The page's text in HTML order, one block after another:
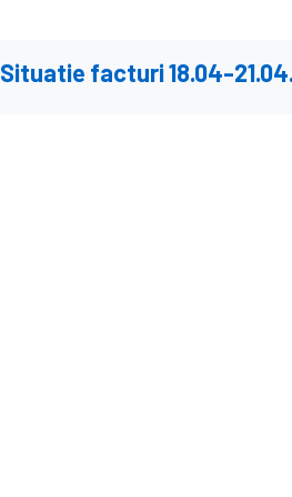
Situatie facturi 18.04-